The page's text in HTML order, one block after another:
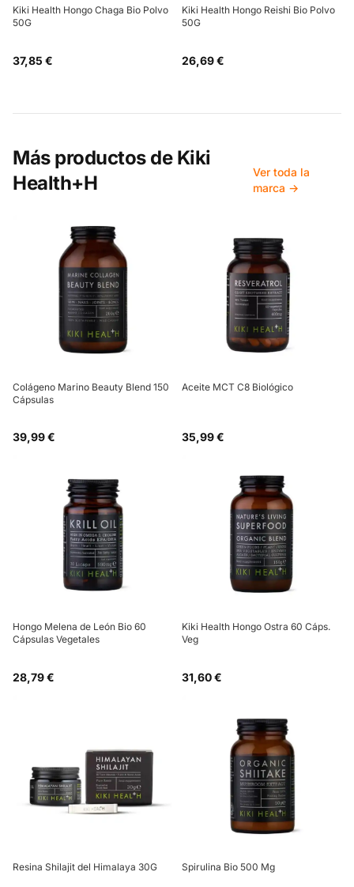
Kiki Health Hongo Chaga Bio Polvo
50G
37,85 €
Kiki Health Hongo Reishi Bio Polvo
50G
26,69 €
Más productos de Kiki
Health+H
Ver toda la
marca →
Colágeno Marino Beauty Blend 150
Cápsulas
39,99 €
Aceite MCT C8 Biológico
35,99 €
Hongo Melena de León Bio 60
Cápsulas Vegetales
28,79 €
Kiki Health Hongo Ostra 60 Cáps.
Veg
31,60 €
Resina Shilajit del Himalaya 30G Spirulina Bio 500 Mg